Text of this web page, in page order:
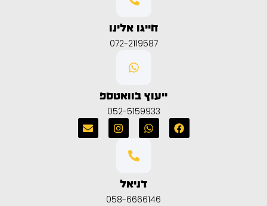
חייגו אלינו
072-2119587
ייעוץ בוואטספ
052-5159933
דניאל
058-6666146